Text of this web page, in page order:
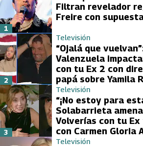
Filtran revelador
Freire con
1
Televisión
“Ojalá que
Valenzuela
con tu Ex 2 con
papá sobre Yamila
2
Televisión
“¡No estoy para
Solabarrieta
Volverías con tu
con Carmen Gloria
3
Televisión